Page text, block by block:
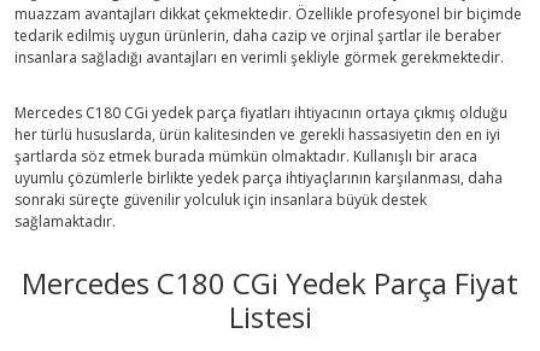
muazzam avantajları dikkat çekmektedir. Özellikle profesyonel bir biçimde
tedarik edilmiş uygun ürünlerin, daha cazip ve orjinal şartlar ile beraber
insanlara sağladığı avantajları en verimli şekliyle görmek gerekmektedir.
Mercedes C180 CGi yedek parça fiyatları ihtiyacının ortaya çıkmış olduğu
her türlü hususlarda, ürün kalitesinden ve gerekli hassasiyetin den en iyi
şartlarda söz etmek burada mümkün olmaktadır. Kullanışlı bir araca
uyumlu çözümlerle birlikte yedek parça ihtiyaçlarının karşılanması, daha
sonraki süreçte güvenilir yolculuk için insanlara büyük destek
sağlamaktadır.
Mercedes C180 CGi Yedek Parça Fiyat
Listesi